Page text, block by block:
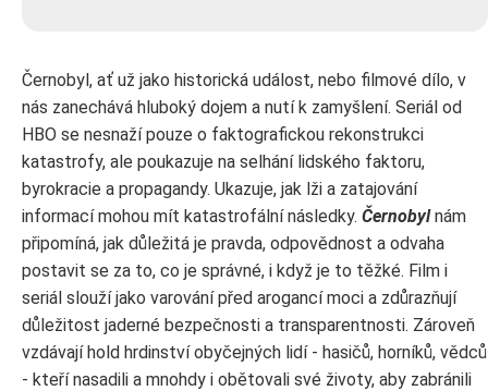
Černobyl, ať už jako historická událost, nebo filmové dílo, v
nás zanechává hluboký dojem a nutí k zamyšlení. Seriál od
HBO se nesnaží pouze o faktografickou rekonstrukci
katastrofy, ale poukazuje na selhání lidského faktoru,
byrokracie a propagandy. Ukazuje, jak lži a zatajování
informací mohou mít katastrofální následky. Černobylnám
připomíná, jak důležitá je pravda, odpovědnost a odvaha
postavit se za to, co je správné, i když je to těžké. Film i
seriál slouží jako varování před arogancí moci a zdůrazňují
důležitost jaderné bezpečnosti a transparentnosti. Zároveň
vzdávají hold hrdinství obyčejných lidí - hasičů, horníků, vědců
- kteří nasadili a mnohdy i obětovali své životy, aby zabránili